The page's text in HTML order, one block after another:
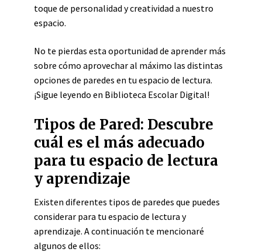
toque de personalidad y creatividad a nuestro
espacio.
No te pierdas esta oportunidad de aprender más
sobre cómo aprovechar al máximo las distintas
opciones de paredes en tu espacio de lectura.
¡Sigue leyendo en Biblioteca Escolar Digital!
Tipos de Pared: Descubre
cuál es el más adecuado
para tu espacio de lectura
y aprendizaje
Existen diferentes tipos de paredes que puedes
considerar para tu espacio de lectura y
aprendizaje. A continuación te mencionaré
algunos de ellos: